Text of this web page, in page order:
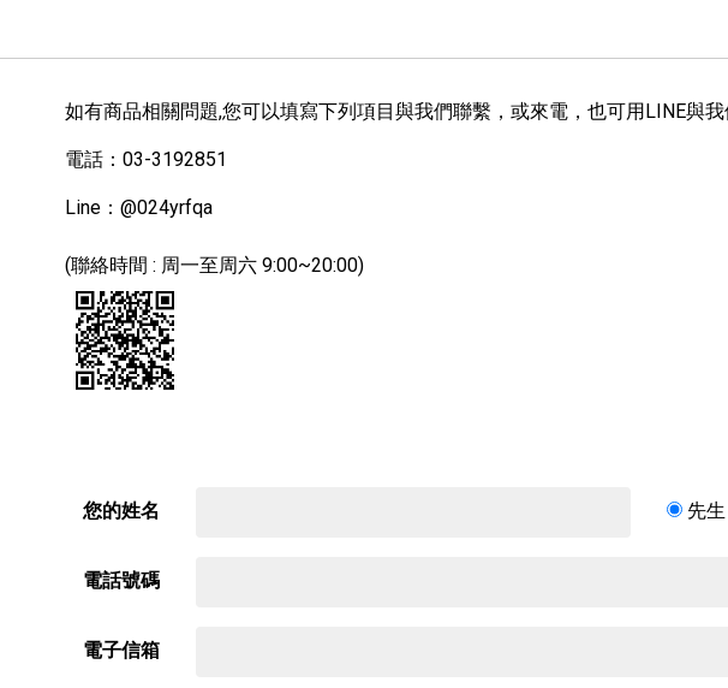
如有商品相關問題,您可以填寫下列項目與我們聯繫，或來電，也可用LINE與我
電話：03-3192851
Line：@024yrfqa
(聯絡時間 : 周一至周六 9:00~20:00)
您的姓名 先生
電話號碼
電子信箱